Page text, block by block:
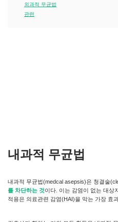
외과적 무균법
관련
내과적 무균법
내과적 무균법(medcal asepsis)은 청결술
를 차단하는 것이다. 이는 감염이 없는 대상
적용은 의료관련 감염(HAI)을 막는 가장 효